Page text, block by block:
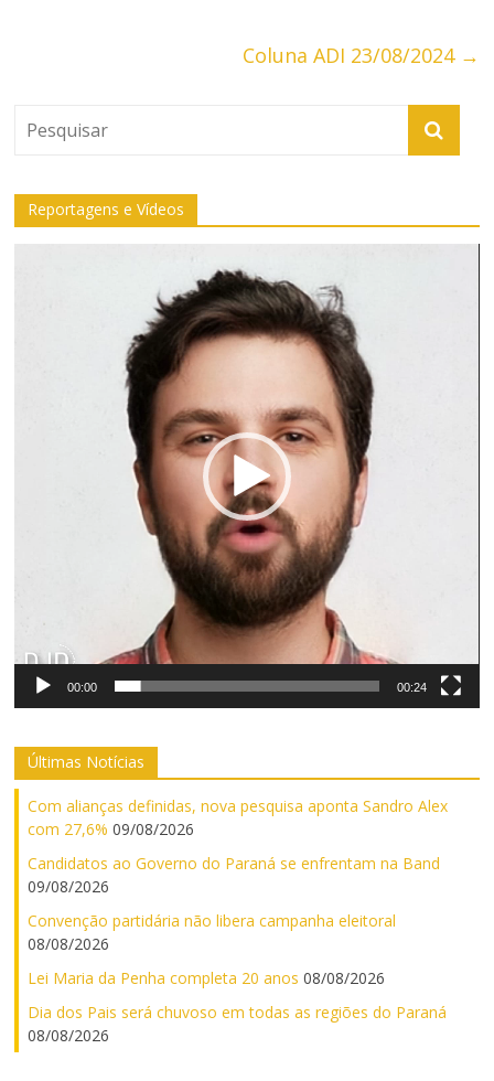
Coluna ADI 23/08/2024 →
Reportagens e Vídeos
00:00 00:24
Últimas Notícias
Com alianças definidas, nova pesquisa aponta Sandro Alex
com 27,6% 09/08/2026
Candidatos ao Governo do Paraná se enfrentam na Band
09/08/2026
Convenção partidária não libera campanha eleitoral
08/08/2026
Lei Maria da Penha completa 20 anos 08/08/2026
Dia dos Pais será chuvoso em todas as regiões do Paraná
08/08/2026